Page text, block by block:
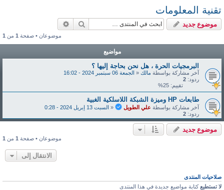
تقنية المعلومات
موضوع جديد بحث
موضوعان • صفحة 1 من 1
مواضيع
البرمجيات الحرة ، هل نحن بحاجة إليها ؟
آخر مشاركة بواسطة مالك « الجمعة 06 سبتمبر 2024 - 16:02
ردود: 2
تقييم: 25%
طابعات HP وميزة الشبكة اللاسلكية الغبية
آخر مشاركة بواسطة علي الطويل « السبت 13 إبريل 2024 - 0:28
ردود: 2
موضوع جديد
موضوعان • صفحة 1 من 1
الانتقال إلى
صلاحيات المنتدى
لا تستطيع كتابة مواضيع جديدة في هذا المنتدى